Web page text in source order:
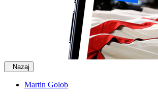
Nazaj
Martin Golob